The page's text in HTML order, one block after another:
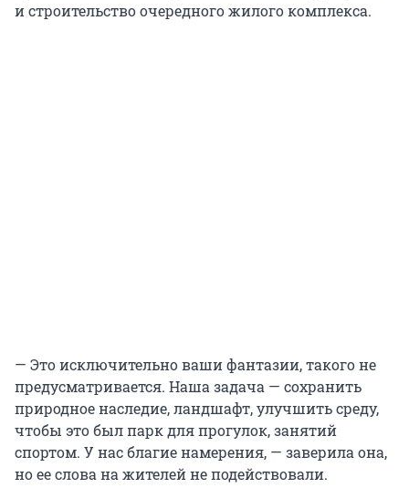
и строительство очередного жилого комплекса.
— Это исключительно ваши фантазии, такого не
предусматривается. Наша задача — сохранить
природное наследие, ландшафт, улучшить среду,
чтобы это был парк для прогулок, занятий
спортом. У нас благие намерения, — заверила она,
но ее слова на жителей не подействовали.